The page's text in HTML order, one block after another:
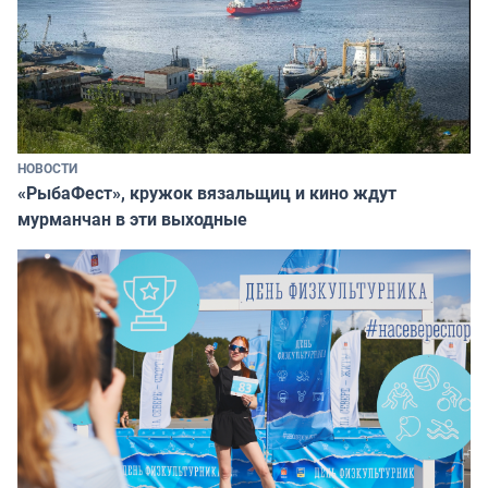
НОВОСТИ
«РыбаФест», кружок вязальщиц и кино ждут
мурманчан в эти выходные